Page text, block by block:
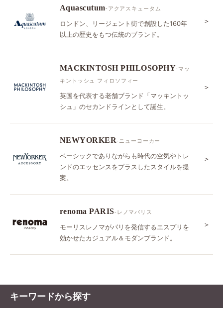
Aquascutum-アクアスキュータム
ロンドン、リージェント街で創設した160年
以上の歴史をもつ伝統のブランド。
＞
MACKINTOSH PHILOSOPHY-マッ
キントッシュ フィロソフィー
英国を代表する老舗ブランド「マッキントッ
シュ」のセカンドラインとして誕生。
＞
NEWYORKER-ニューヨーカー
ベーシックでありながらも時代の空気やトレ
ンドのエッセンスをプラスしたスタイルを提
案。
＞
renoma PARIS-レノマパリス
モーリスレノマがパリを発信するエスプリを
効かせたカジュアル＆モダンブランド。
＞
キーワードから探す